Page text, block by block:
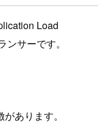
Load
サーです。
あります。